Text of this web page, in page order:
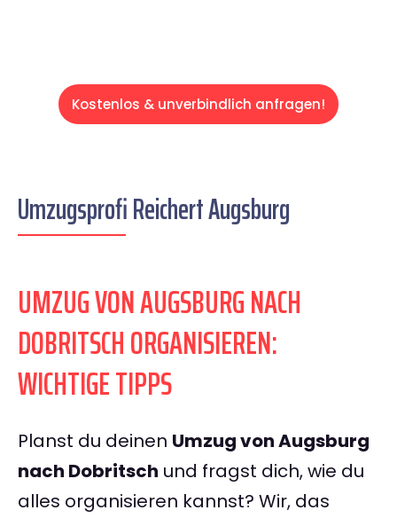
Kostenlos & unverbindlich anfragen!
Umzugsprofi Reichert Augsburg
UMZUG VON AUGSBURG NACH
DOBRITSCH ORGANISIEREN:
WICHTIGE TIPPS
Planst du deinen Umzug von Augsburg
nach Dobritsch und fragst dich, wie du
alles organisieren kannst? Wir, das